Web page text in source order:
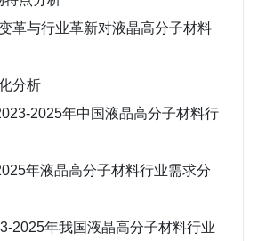
变革与行业革新对液晶高分子材料
分析
2025年中国液晶高分子材料行
年液晶高分子材料行业需求分
2025年我国液晶高分子材料行业